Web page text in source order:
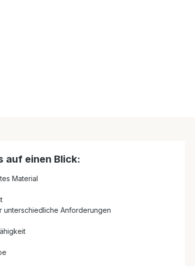
auf einen Blick:
Material
unterschiedliche Anforderungen